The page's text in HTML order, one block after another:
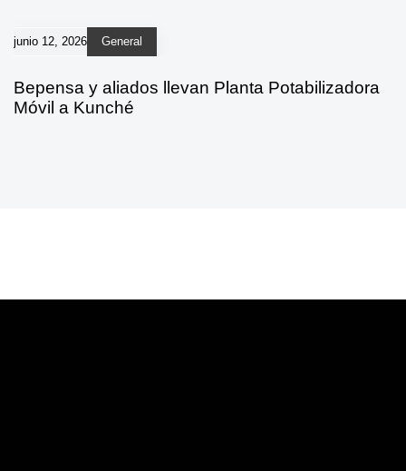
junio 12, 2026 General
Bepensa y aliados llevan Planta Potabilizadora
Móvil a Kunché